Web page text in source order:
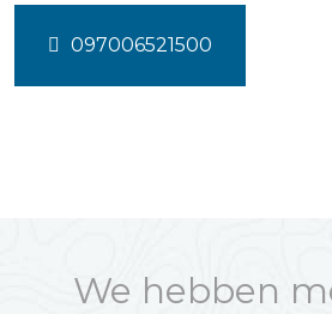
097006521500
We hebben